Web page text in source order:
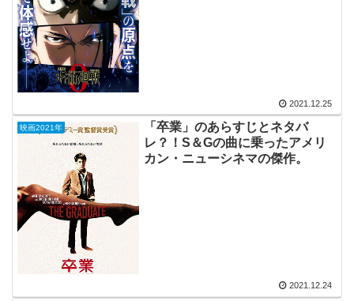
2021.12.25
映画2021年
「卒業」のあらすじとネタバ
レ？！S＆Gの曲に乗ったアメリ
カン・ニューシネマの傑作。
2021.12.24